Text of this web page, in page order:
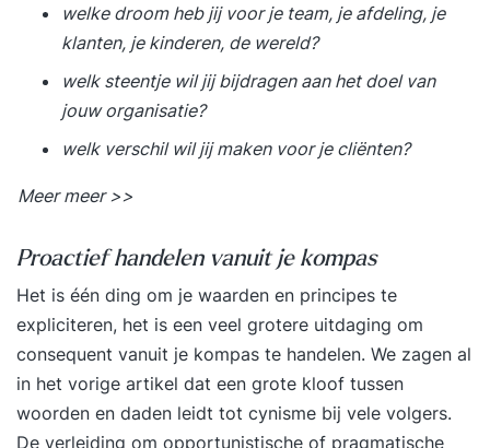
welke droom heb jij voor je team, je afdeling, je
klanten, je kinderen, de wereld?
welk steentje wil jij bijdragen aan het doel van
jouw organisatie?
welk verschil wil jij maken voor je cliënten?
Meer meer >>
Proactief handelen vanuit je kompas
Het is één ding om je waarden en principes te
expliciteren, het is een veel grotere uitdaging om
consequent vanuit je kompas te handelen. We zagen al
in het vorige artikel dat een grote kloof tussen
woorden en daden leidt tot cynisme bij vele volgers.
De verleiding om opportunistische of pragmatische